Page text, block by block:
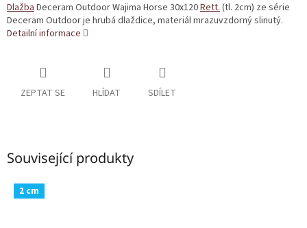
DlažbaDeceram Outdoor Wajima Horse 30x120Rett.(tl. 2cm) ze série
Deceram Outdoor je hrubá dlaždice, materiál mrazuvzdorný slinutý.
Detailní informace
ZEPTAT SE HLÍDAT SDÍLET
Související produkty
2 cm